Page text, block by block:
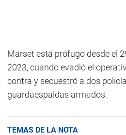
Marset está prófugo desde el
2023, cuando evadió el
contra y secuestró a dos
guardaespaldas armados.
TEMAS DE LA NOTA